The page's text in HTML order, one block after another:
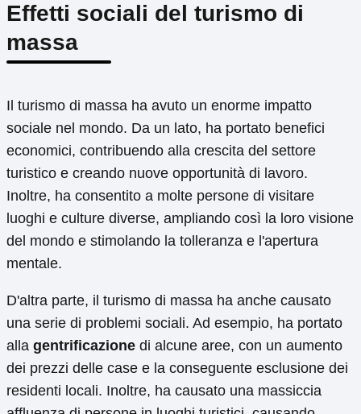
Effetti sociali del turismo di
massa
Il turismo di massa ha avuto un enorme impatto
sociale nel mondo. Da un lato, ha portato benefici
economici, contribuendo alla crescita del settore
turistico e creando nuove opportunità di lavoro.
Inoltre, ha consentito a molte persone di visitare
luoghi e culture diverse, ampliando così la loro visione
del mondo e stimolando la tolleranza e l'apertura
mentale.
D'altra parte, il turismo di massa ha anche causato
una serie di problemi sociali. Ad esempio, ha portato
alla gentrificazione di alcune aree, con un aumento
dei prezzi delle case e la conseguente esclusione dei
residenti locali. Inoltre, ha causato una massiccia